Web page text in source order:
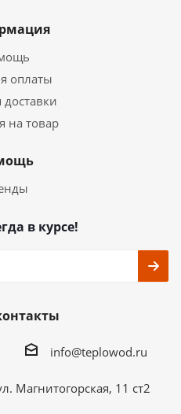
оплаты
на товар
в курсе!
info@teplowod.ru
Магнитогорская, 11 ст2